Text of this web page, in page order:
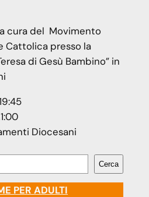
cura del Movimento
Cattolicapresso la
di Gesù Bambino” in
Diocesani
Cerca
PER ADULTI